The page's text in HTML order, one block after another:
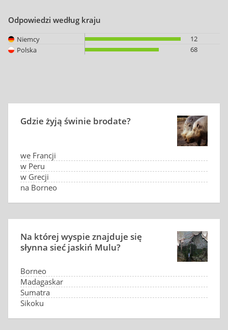
Odpowiedzi według kraju
Niemcy
12
Polska
68
Gdzie żyją świnie brodate?
we Francji
w Peru
w Grecji
na Borneo
Na której wyspie znajduje się
słynna sieć jaskiń Mulu?
Borneo
Madagaskar
Sumatra
Sikoku